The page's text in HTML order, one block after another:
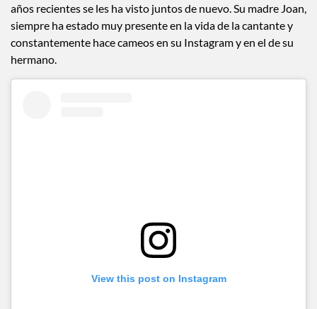
años recientes se les ha visto juntos de nuevo. Su madre Joan,
siempre ha estado muy presente en la vida de la cantante y
constantemente hace cameos en su Instagram y en el de su
hermano.
View this post on Instagram